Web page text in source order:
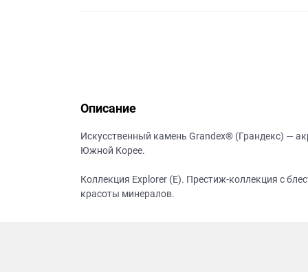
Описание
Искусственный камень Grandex® (Грандекс) —
Южной Корее.
Коллекция Explorer (E). Престиж-коллекция с
красоты минералов.